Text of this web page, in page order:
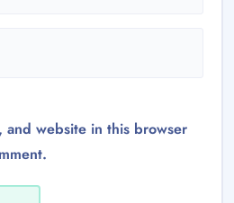
and website in this browser